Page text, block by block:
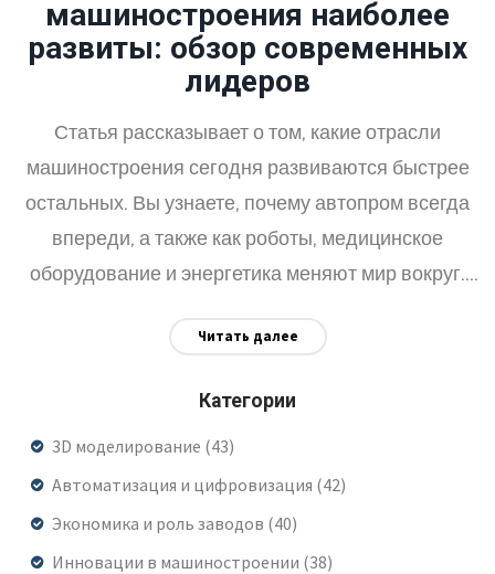
машиностроения наиболее
развиты: обзор современных
лидеров
Статья рассказывает о том, какие отрасли
машиностроения сегодня развиваются быстрее
остальных. Вы узнаете, почему автопром всегда
впереди, а также как роботы, медицинское
оборудование и энергетика меняют мир вокруг.
кто хочет выбрать направление для карьеры или
теории и сухой статистики.
Читать далее
Категории
3D моделирование (43)
Автоматизация и цифровизация (42)
Экономика и роль заводов (40)
Инновации в машиностроении (38)